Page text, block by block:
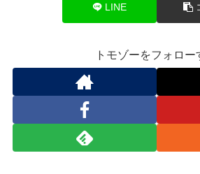
LINE
トモゾーをフォロー